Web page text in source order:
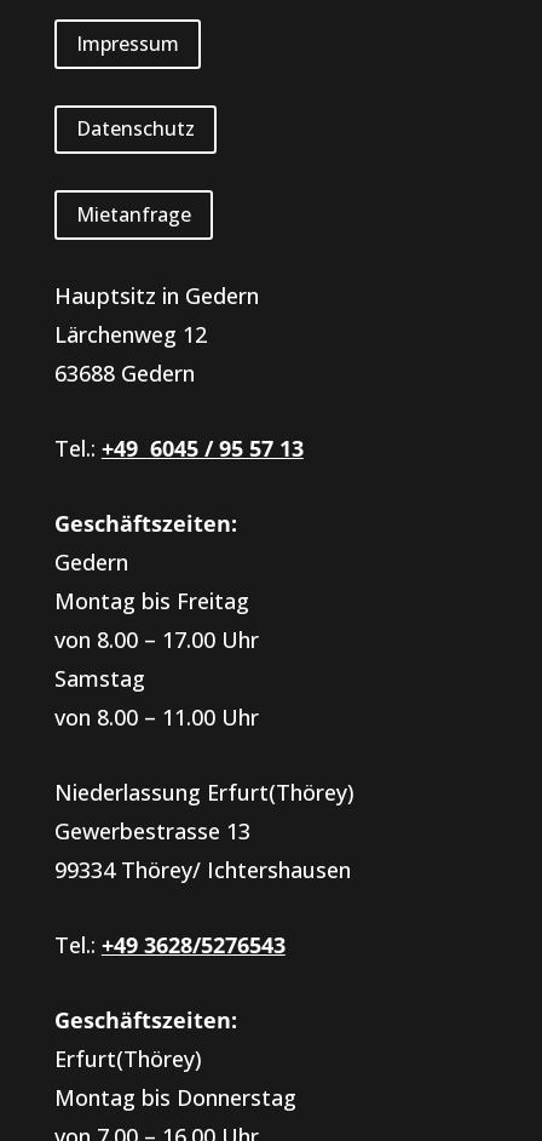
Impressum
Datenschutz
Mietanfrage
Hauptsitz in Gedern
Lärchenweg 12
63688 Gedern
Tel.: +49 6045 / 95 57 13
Geschäftszeiten:
Gedern
Montag bis Freitag
von 8.00 – 17.00 Uhr
Samstag
von 8.00 – 11.00 Uhr
Niederlassung Erfurt(Thörey)
Gewerbestrasse 13
99334 Thörey/ Ichtershausen
Tel.: +49 3628/5276543
Geschäftszeiten:
Erfurt(Thörey)
Montag bis Donnerstag